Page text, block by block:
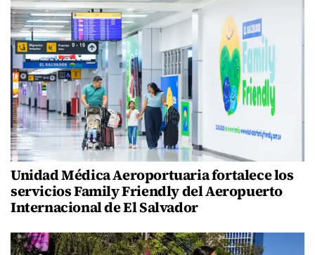
Unidad Médica Aeroportuaria fortalece los
servicios Family Friendly del Aeropuerto
Internacional de El Salvador